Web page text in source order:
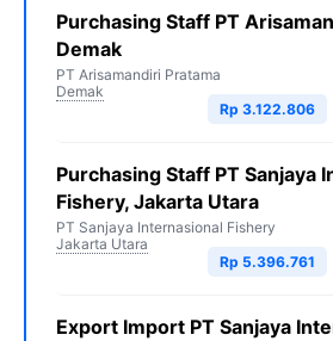
Purchasing Staff PT
Demak
PT Arisamandiri Pratama
Demak
Rp 3.122.806
Purchasing Staff PT Sanjaya
Fishery, Jakarta Utara
PT Sanjaya Internasional Fishery
Jakarta Utara
Rp 5.396.761
Export Import PT Sanjaya